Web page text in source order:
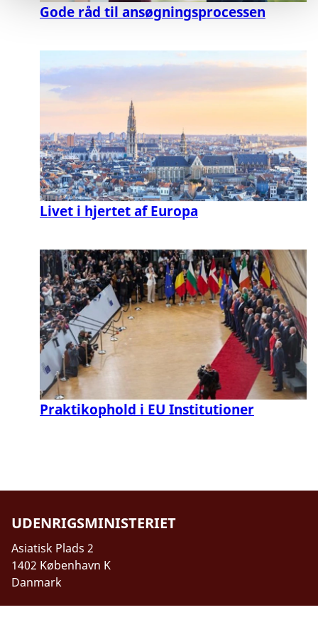
Gode råd til ansøgningsprocessen
Livet i hjertet af Europa
Praktikophold i EU Institutioner
UDENRIGSMINISTERIET
Asiatisk Plads 2
1402 København K
Danmark
CVR nr. 43271911